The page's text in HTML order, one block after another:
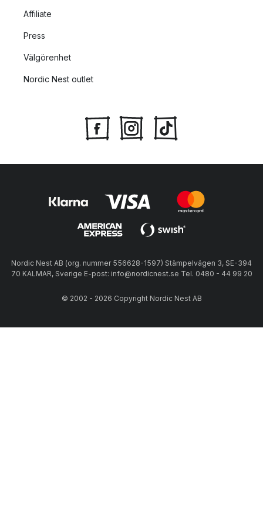
Affiliate
Press
Välgörenhet
Nordic Nest outlet
Nordic Nest AB (org. nummer 556628-1597) Stämpelvägen 3, SE-394
70 KALMAR, Sverige E-post: info@nordicnest.se Tel. 0480 - 44 99 20
© 2002 - 2026 Copyright Nordic Nest AB